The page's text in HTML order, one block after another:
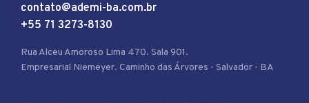
contato@ademi-ba.com.br
+55 71 3273-8130
Rua Alceu Amoroso Lima 470. Sala 901.
Empresarial Niemeyer. Caminho das Árvores - Salvador - BA